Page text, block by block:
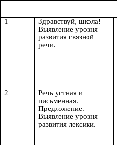
1
Здравствуй, школа!
Выявление уровня
развития связной
речи.
2
Речь устная и
письменная.
Предложение.
Выявление уровня
развития лексики.